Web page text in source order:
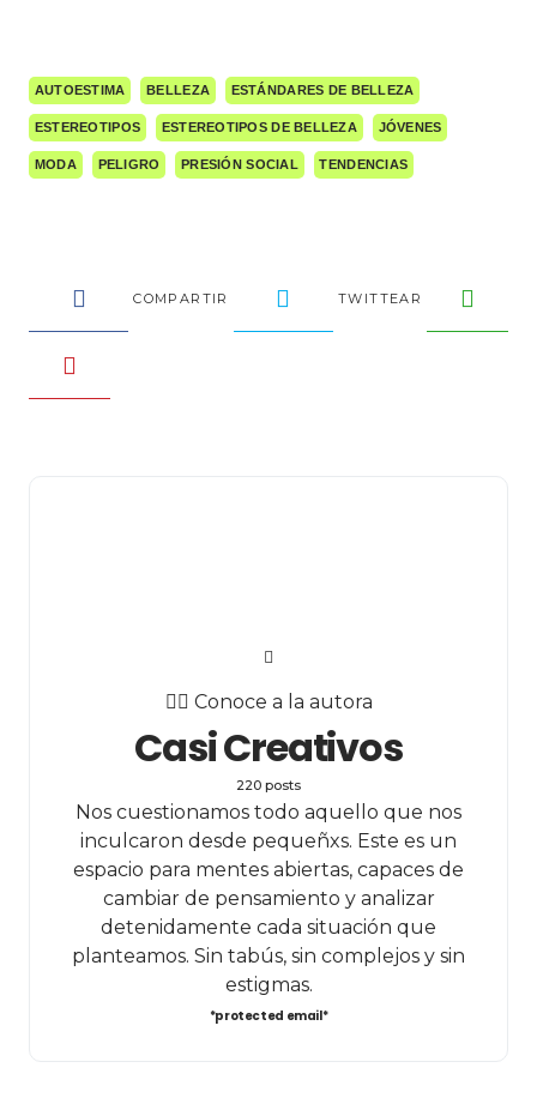
AUTOESTIMA BELLEZA ESTÁNDARES DE BELLEZA
ESTEREOTIPOS ESTEREOTIPOS DE BELLEZA JÓVENES
MODA PELIGRO PRESIÓN SOCIAL TENDENCIAS
COMPARTIR TWITTEAR
✍🏻 Conoce a la autora
Casi Creativos
220 posts
Nos cuestionamos todo aquello que nos
inculcaron desde pequeñxs. Este es un
espacio para mentes abiertas, capaces de
cambiar de pensamiento y analizar
detenidamente cada situación que
planteamos. Sin tabús, sin complejos y sin
estigmas.
*protected email*